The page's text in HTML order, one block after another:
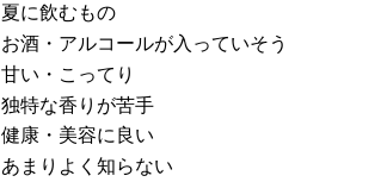
夏に飲むもの
お酒・アルコールが入っていそう
甘い・こってり
独特な香りが苦手
健康・美容に良い
あまりよく知らない